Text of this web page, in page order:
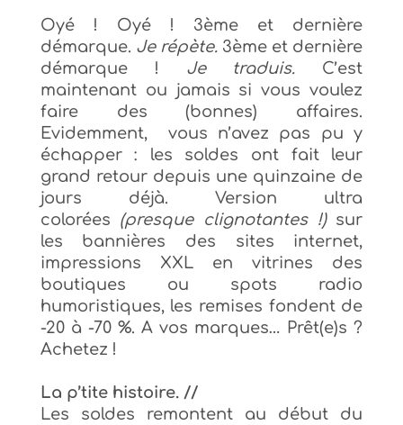
Oyé ! Oyé ! 3ème et dernière
démarque. Je répète.3ème et dernière
démarque ! Je traduis. C’est
maintenant ou jamais si vous voulez
faire des (bonnes) affaires.
Evidemment, vous n’avez pas pu y
échapper : les soldes ont fait leur
grand retour depuis une quinzaine de
jours déjà.Version ultra
colorées (presque clignotantes !)sur
les bannières des sites internet,
impressions XXL en vitrines des
boutiques ou spots radio
humoristiques, les remises fondent de
-20 à -70 %. A vos marques… Prêt(e)s ?
Achetez !
La p’tite histoire. //
Les soldes remontent au début du